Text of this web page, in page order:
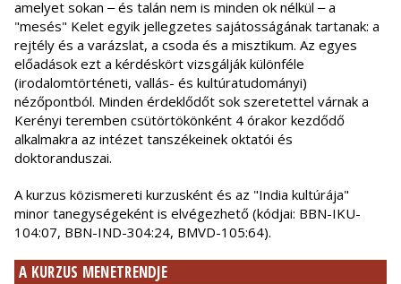
amelyet sokan ‒ és talán nem is minden ok nélkül ‒ a
"mesés" Kelet egyik jellegzetes sajátosságának tartanak: a
rejtély és a varázslat, a csoda és a misztikum. Az egyes
előadások ezt a kérdéskört vizsgálják különféle
(irodalomtörténeti, vallás- és kultúratudományi)
nézőpontból. Minden érdeklődőt sok szeretettel várnak a
Kerényi teremben csütörtökönként 4 órakor kezdődő
alkalmakra az intézet tanszékeinek oktatói és
doktoranduszai.
A kurzus közismereti kurzusként és az "India kultúrája"
minor tanegységeként is elvégezhető (kódjai: BBN-IKU-
104:07, BBN-IND-304:24, BMVD-105:64).
A KURZUS MENETRENDJE